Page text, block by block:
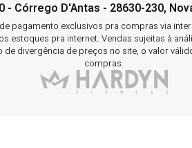
- Córrego D'Antas - 28630-230,
pagamento exclusivos pra compras via
estoques pra internet. Vendas sujeitas à
de divergência de preços no site, o valor
compras.